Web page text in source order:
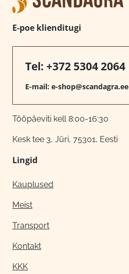
E-poe klienditugi
Tel: +372 5304 2064
E-mail: e-shop@scandagra.ee
Tööpäeviti kell 8:00-16:30
Kesk tee 3, Jüri, 75301, Eesti
Lingid
Kauplused
Meist
Transport
Kontakt
KKK